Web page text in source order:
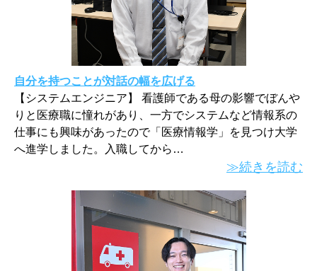
自分を持つことが対話の幅を広げる
【システムエンジニア】 看護師である母の影響でぼんや
りと医療職に憧れがあり、一方でシステムなど情報系の
仕事にも興味があったので「医療情報学」を見つけ大学
へ進学しました。入職してから…
≫続きを読む